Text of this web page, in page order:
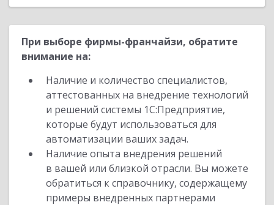
При выборе фирмы-франчайзи, обратите
внимание на:
Наличие и количество специалистов,
аттестованных на внедрение технологий
и решений системы 1С:Предприятие,
которые будут использоваться для
автоматизации ваших задач.
Наличие опыта внедрения решений
в вашей или близкой отрасли. Вы можете
обратиться к справочнику, содержащему
примеры внедренных партнерами